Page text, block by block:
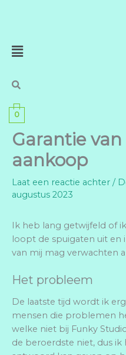
inhoudMenu
0
Garantie
aankoop
Laat een reactie achter /
augustus 2023
Ik heb lang getwijfeld of
loopt de spuigaten uit en
van mij mag verwachten
Het probleem
De laatste tijd wordt ik
mensen die problemen
welke niet bij Funky
de beroerdste niet, dus ik